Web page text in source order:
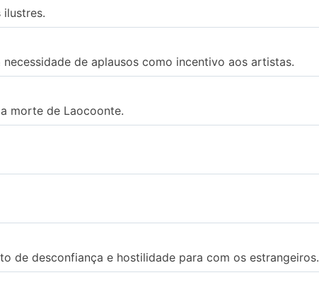
de aplausos como incentivo aos artistas.
morte de Laocoonte.
de desconfiança e hostilidade para com os estrangeiros.